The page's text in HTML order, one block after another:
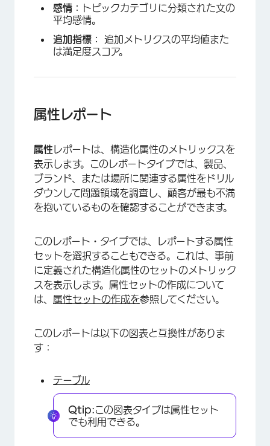
感情：
トピックカテゴリに分類された文の
平均感情。
追加指標： 追加メトリクスの平均値また
は満足度スコア。
属性レポート
属性 レポートは、構造化属性のメトリックスを
表示します。このレポートタイプでは、製品、
ブランド、または場所に関連する属性をドリル
ダウンして問題領域を調査し、顧客が最も不満
を抱いているものを確認することができます。
このレポート・タイプでは、レポートする属性
セットを選択することもできる。これは、事前
に定義された構造化属性のセットのメトリック
スを表示します。属性セットの作成について
は、 属性セットの作成を参照してください。
このレポートは以下の図表と互換性がありま
す：
テーブル
Qtip:この図表タイプは属性セット
でも利用できる。